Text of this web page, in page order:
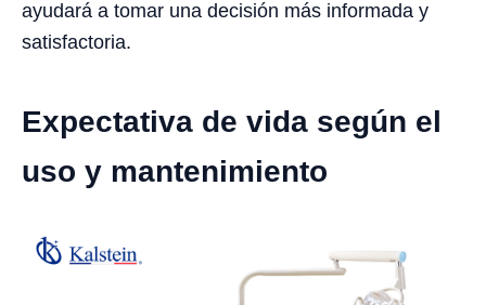
ayudará a tomar una decisión más informada y
satisfactoria.
Expectativa de vida según el
uso y mantenimiento